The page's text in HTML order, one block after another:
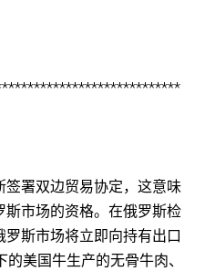
签署双边贸易协定，这意味
市场的资格。在俄罗斯检
斯市场将立即向持有出口
美国牛生产的无骨牛肉、